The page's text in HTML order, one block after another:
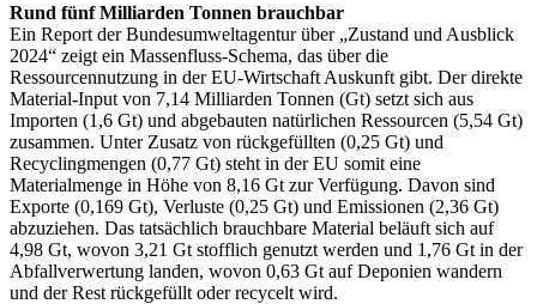
Rund fünf Milliarden Tonnen brauchbar
Ein Report der Bundesumweltagentur über „Zustand und Ausblick
2024“ zeigt ein Massenfluss-Schema, das über die
Ressourcennutzung in der EU-Wirtschaft Auskunft gibt. Der direkte
Material-Input von 7,14 Milliarden Tonnen (Gt) setzt sich aus
Importen (1,6 Gt) und abgebauten natürlichen Ressourcen (5,54 Gt)
zusammen. Unter Zusatz von rückgefüllten (0,25 Gt) und
Recyclingmengen (0,77 Gt) steht in der EU somit eine
Materialmenge in Höhe von 8,16 Gt zur Verfügung. Davon sind
Exporte (0,169 Gt), Verluste (0,25 Gt) und Emissionen (2,36 Gt)
abzuziehen. Das tatsächlich brauchbare Material beläuft sich auf
4,98 Gt, wovon 3,21 Gt stofflich genutzt werden und 1,76 Gt in der
Abfallverwertung landen, wovon 0,63 Gt auf Deponien wandern
und der Rest rückgefüllt oder recycelt wird.